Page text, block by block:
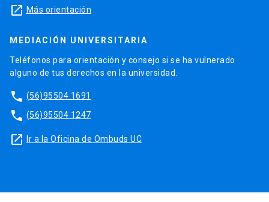
launch Más orientación
MEDIACIÓN UNIVERSITARIA
Teléfonos para orientación y consejo si se ha vulnerado
alguno de tus derechos en la universidad.
phone (56)95504 1691
phone (56)95504 1247
launch Ir a la Oficina de Ombuds UC